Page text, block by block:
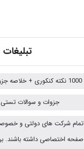
1000 نکته کنکوری + خلاصه جزوات ارشد بهداشت حرفه ای
جزوات و سوالات
تمام شرکت های دولتی و
صفحه اختصاصی داشته باشند.